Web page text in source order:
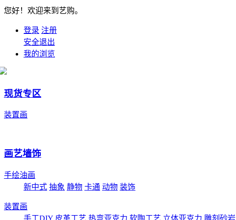
您好！欢迎来到艺购。
登录 注册
安全退出
我的浏览
现货专区
装置画
画艺墙饰
手绘油画
新中式 抽象 静物 卡通 动物 装饰
装置画
手工DIY 皮革工艺 热弯亚克力 软陶工艺 立体亚克力 雕刻砂岩